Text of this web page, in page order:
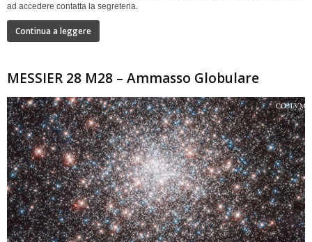
ad accedere contatta la segreteria.
Continua a leggere
MESSIER 28 M28 – Ammasso Globulare